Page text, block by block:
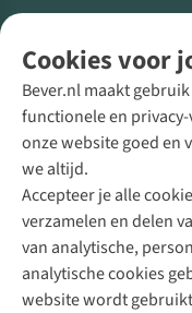
Cookies voor
Bever.nl maakt
functionele en
onze website goed en
we altijd.
Accepteer je alle
verzamelen en delen
van analytische,
analytische cookies
website wordt
Direct advies van
+31 (0)85 888 50
+31 6 12 28 49 80
Contactformulier